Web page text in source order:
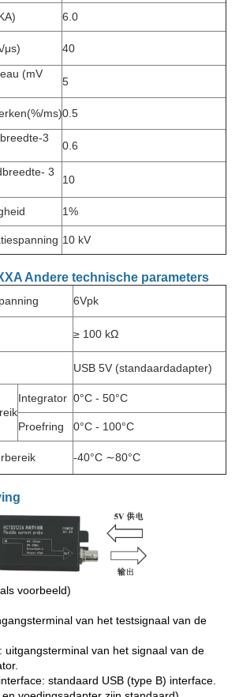
6.0
μs)
40
(mV
5
(%/ms)0.5
-3
0.6
- 3
10
1%
10 kV
Andere technische parameters
6Vpk
≥ 100 kΩ
USB 5V (standaardadapter)
Integrator 0°C - 50°C
Proefring 0°C - 100°C
-40°C ∼80°C
voorbeeld)
van het testsignaal van de
uitgangsterminal van het signaal van de
standaard USB (type B) interface.